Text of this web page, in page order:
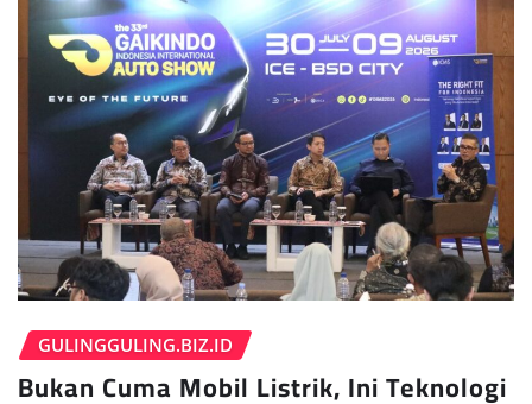
GULINGGULING.BIZ.ID
Bukan Cuma Mobil Listrik, Ini Teknologi